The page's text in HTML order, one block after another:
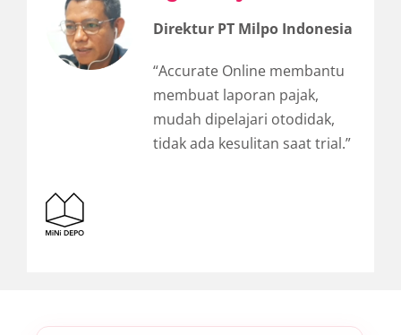
Direktur PT Milpo Indonesia
“Accurate Online membantu
membuat laporan pajak,
mudah dipelajari otodidak,
tidak ada kesulitan saat trial.”